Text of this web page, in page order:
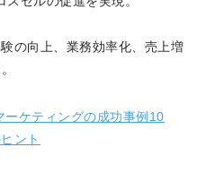
の向上、業務効率化、売上増
ーケティングの成功事例10
ント